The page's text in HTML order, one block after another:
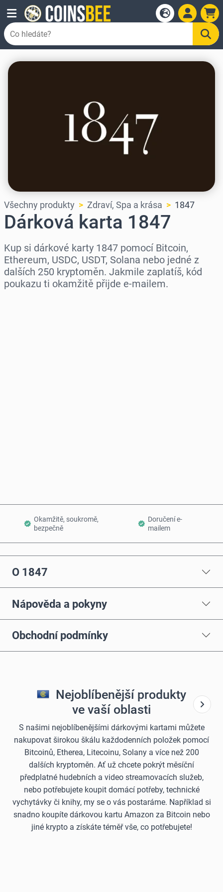
Všechny produkty Zdraví, Spa a krása 1847
Dárková karta 1847
Kup si dárkové karty 1847 pomocí Bitcoin,
Ethereum, USDC, USDT, Solana nebo jedné z
dalších 250 kryptoměn. Jakmile zaplatíš, kód
poukazu ti okamžitě přijde e-mailem.
Okamžitě, soukromě,
bezpečně
Doručení e-
mailem
O 1847
Nápověda a pokyny
Obchodní podmínky
Nejoblíbenější produkty
ve vaší oblasti
S našimi nejoblíbenějšími dárkovými kartami můžete
nakupovat širokou škálu každodenních položek pomocí
Bitcoinů, Etherea, Litecoinu, Solany a více než 200
dalších kryptoměn. Ať už chcete pokrýt měsíční
předplatné hudebních a video streamovacích služeb,
nebo potřebujete koupit domácí potřeby, technické
vychytávky či knihy, my se o vás postaráme. Například si
snadno koupíte dárkovou kartu Amazon za Bitcoin nebo
jiné krypto a získáte téměř vše, co potřebujete!